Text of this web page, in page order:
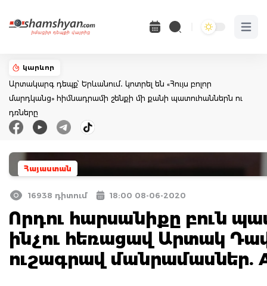
Open
կարևոր
Արտակարգ դեպք՝ Երևանում․ կոտրել են «Հույս բոլոր
մարդկանց» հիմնադրամի շենքի մի քանի պատուհաններն ու
դռները
Հայաստան
16938 դիտում 18:00 08-06-2020
Որդու հարսանիքը բուն
ինչու հեռացավ Արտակ
ուշագրավ մանրամասներ.